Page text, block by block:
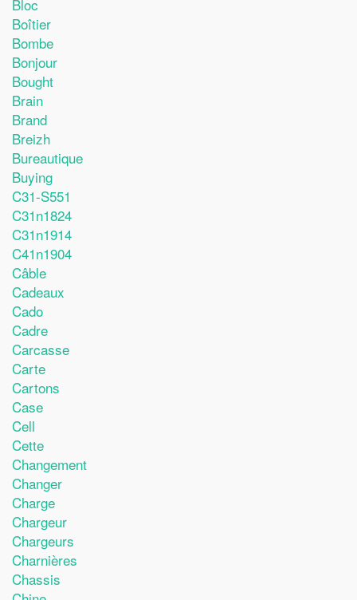
Bloc
Boîtier
Bombe
Bonjour
Bought
Brain
Brand
Breizh
Bureautique
Buying
C31-S551
C31n1824
C31n1914
C41n1904
Câble
Cadeaux
Cado
Cadre
Carcasse
Carte
Cartons
Case
Cell
Cette
Changement
Changer
Charge
Chargeur
Chargeurs
Charnières
Chassis